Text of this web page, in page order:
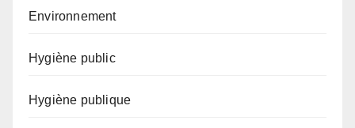
Environnement
Hygiène public
Hygiène publique